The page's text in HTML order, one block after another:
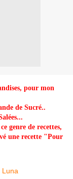
pour mon
de Sucré..
genre de recettes,
une recette "Pour